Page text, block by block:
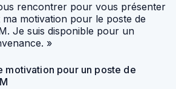
rencontrer pour vous présenter
motivation pour le poste de
Je suis disponible pour un
»
motivation pour un poste de